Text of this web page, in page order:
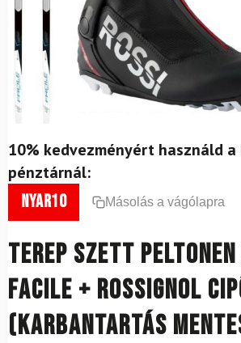
10% kedvezményért használd
pénztárnál:
nyar10 Másolás a vágólapra
Terep szett
Facile + Rossignol
(KARBANTARTÁS